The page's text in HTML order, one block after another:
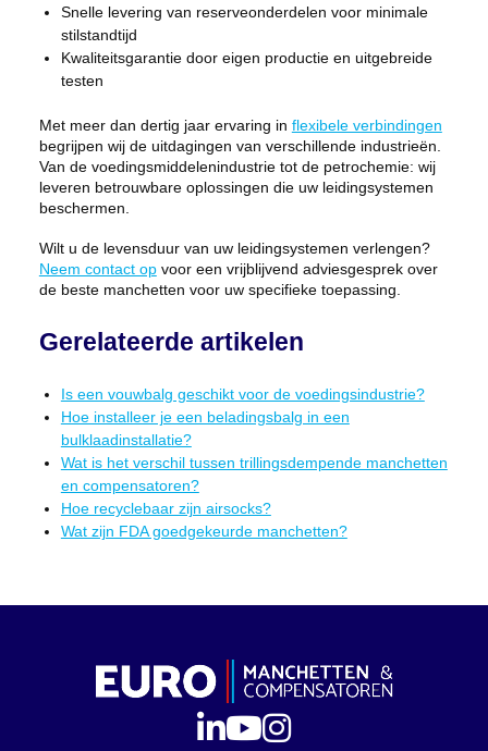
Snelle levering van reserveonderdelen voor minimale
stilstandtijd
Kwaliteitsgarantie door eigen productie en uitgebreide
testen
Met meer dan dertig jaar ervaring in flexibele verbindingen
begrijpen wij de uitdagingen van verschillende industrieën.
Van de voedingsmiddelenindustrie tot de petrochemie: wij
leveren betrouwbare oplossingen die uw leidingsystemen
beschermen.
Wilt u de levensduur van uw leidingsystemen verlengen?
Neem contact opvoor een vrijblijvend adviesgesprek over
de beste manchetten voor uw specifieke toepassing.
Gerelateerde artikelen
Is een vouwbalg geschikt voor de voedingsindustrie?
Hoe installeer je een beladingsbalg in een
bulklaadinstallatie?
Wat is het verschil tussen trillingsdempende manchetten
en compensatoren?
Hoe recyclebaar zijn airsocks?
Wat zijn FDA goedgekeurde manchetten?